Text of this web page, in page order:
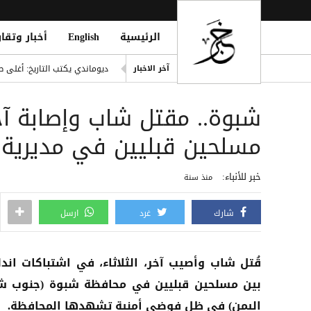
الرئيسية English أخبار
آخر الاخبار
ديوماندي يكتب التاريخ: أغلى
انفراد| مصادر تكشف مشاركة
هيثم حسن يوقع لسيلتيك
التحالف: هجوم حوثي يستهدف أعياناً
شبوة.. مقتل شاب وإصابة
مسلحين قبليين في
خبر للأنباء: منذ سنة
شارك غرد ارسل
قُتل شاب وأصيب آخر، الثلاثاء، في اشتباكات
بين مسلحين قبليين في محافظة شبوة (جنوب
اليمن) في ظل فوضى أمنية تشهدها المحافظة.